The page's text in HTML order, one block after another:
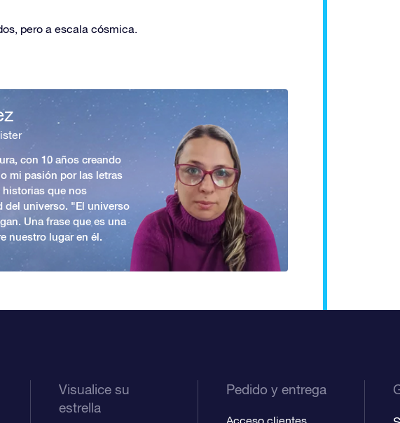
pero a escala cósmica.
con 10 años creando
mi pasión por las letras
que nos
del universo. "El universo
Una frase que es una
nuestro lugar en él.
Visualice su
estrella
Pedido y entrega
Acceso clientes